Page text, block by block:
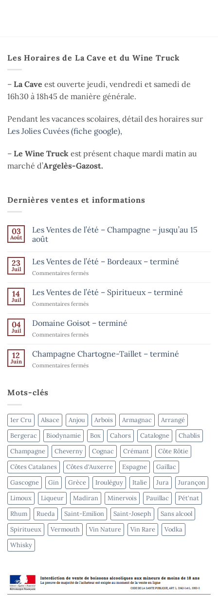
Les Horaires de La Cave et du Wine Truck
– La Cave est ouverte jeudi, vendredi et samedi de
16h30 à 18h45 de manière générale.
Pendant les vacances scolaires, détail des horaires sur
Les Jolies Cuvées (fiche google),
– Le Wine Truck est présent chaque mardi matin au
marché d’Argelès-Gazost.
Dernières ventes et informations
03
Août
Les Ventes de l’été – Champagne – jusqu’au 15
août
sur
Ventes
–
–
15
août
23
Juil
Les Ventes de l’été – Bordeaux – terminé
Commentaires ferméssur
Ventes
de
l’été
Bordeaux
14
Juil
Les Ventes de l’été – Spiritueux – terminé
Commentaires ferméssur
Ventes
de
l’été
Spiritueux
04
Juil
Domaine Goisot – terminé
Commentaires ferméssur
Goisot
–
terminé
12
Juin
Champagne Chartogne-Taillet – terminé
Commentaires ferméssur
Mots-clés
1er Cru Alsace Anjou Arbois Armagnac
Arrangé
Bergerac
Biodynamie Box Cahors Catalogne
Chablis
Champagne
Cheverny Cognac Crémant
Côte Rôtie
Côtes Catalanes
Côtes d'Auxerre Espagne
Gaillac
Gascogne
Gin Grèce Irouléguy Italie Jura
Jurançon
Limoux
Liqueur Madiran Minervois Pauillac
Pét'nat
Rhum
Rueda Saint-Emilion Saint-Joseph
Sans alcool
Spiritueux
Vermouth Vin Nature Vin Rare
Vodka
Whisky